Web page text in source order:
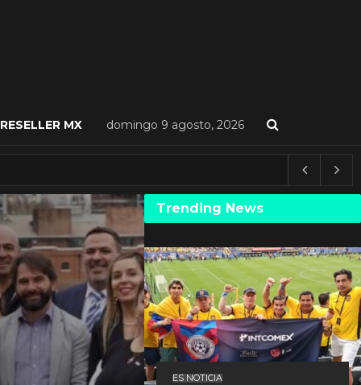
RESELLER MX domingo 9 agosto, 2026
Trending News
ES NOTICIA